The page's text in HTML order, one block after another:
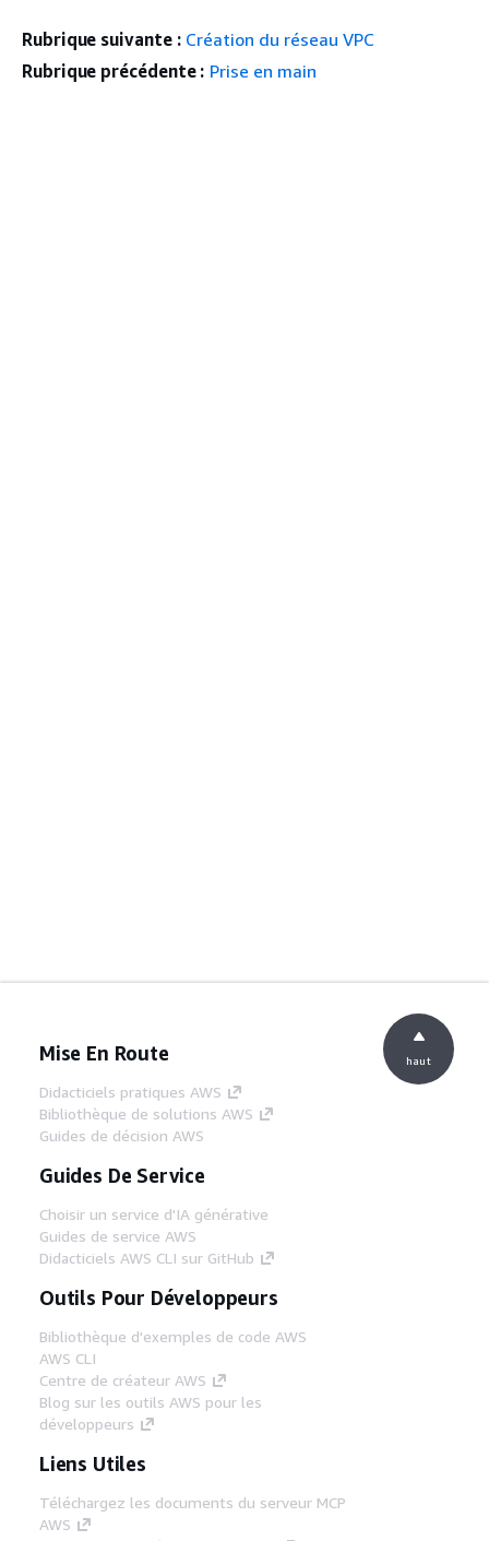
Rubrique suivante : Création du réseau VPC
Rubrique précédente : Prise en main
Mise En Route
Didacticiels pratiques AWS
Bibliothèque de solutions AWS
Guides de décision AWS
Guides De Service
Choisir un service d'IA générative
Guides de service AWS
Didacticiels AWS CLI sur GitHub
Outils Pour Développeurs
Bibliothèque d'exemples de code AWS
AWS CLI
Centre de créateur AWS
Blog sur les outils AWS pour les
développeurs
Liens Utiles
Téléchargez les documents du serveur MCP
AWS
haut